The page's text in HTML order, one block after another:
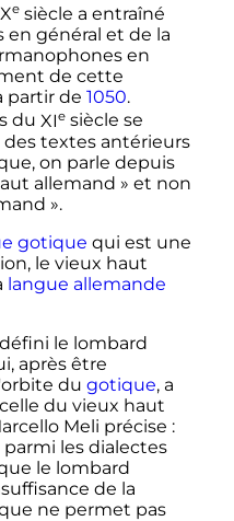
Xe siècle a entraîné
en général et de la
en
de cette
partir de 1050.
du XIe siècle se
textes antérieurs
on parle depuis
allemand » et non
».
gotique qui est une
le vieux haut
langue allemande
le lombard
après être
du gotique, a
du vieux haut
Meli précise :
parmi les dialectes
le lombard
de la
ne permet pas